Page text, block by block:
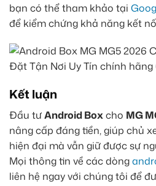
bạn có thể tham khảo tại
để kiểm chứng khả năng kết
Kết luận
Đầu tưAndroid Boxcho MG
nâng cấp đáng tiền, giúp chủ
hiện đại mà vẫn giữ được sự
Mọi thông tin về các dòng
liên hệ ngay với chúng tôi để